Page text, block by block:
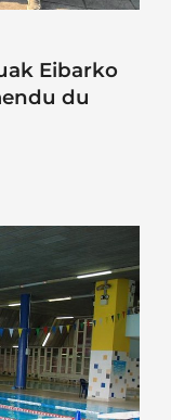
Eibarko
du